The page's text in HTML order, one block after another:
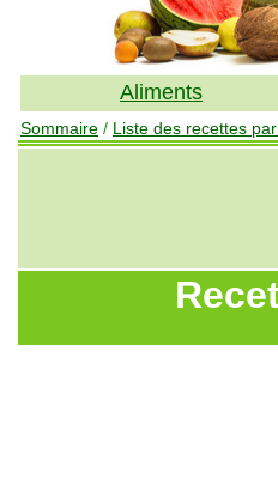
Aliments
Sommaire / Liste des recettes